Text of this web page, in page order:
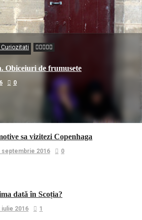
Curiozitati
Obiceiuri de frumusete
0
sa vizitezi Copenhaga
septembrie 2016 0
dată în Scoția?
iulie 2016 1